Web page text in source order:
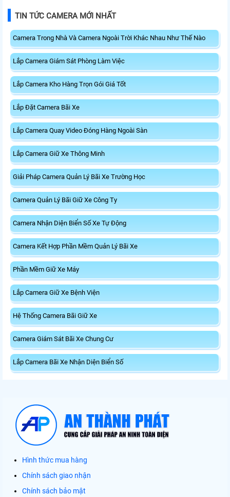
TIN TỨC CAMERA MỚI NHẤT
Camera Trong Nhà Và Camera Ngoài Trời Khác Nhau Như Thế Nào
Lắp Camera Giám Sát Phòng Làm Việc
Lắp Camera Kho Hàng Trọn Gói Giá Tốt
Lắp Đặt Camera Bãi Xe
Lắp Camera Quay Video Đóng Hàng Ngoài Sàn
Lắp Camera Giữ Xe Thông Minh
Giải Pháp Camera Quản Lý Bãi Xe Trường Học
Camera Quản Lý Bãi Giữ Xe Công Ty
Camera Nhận Diện Biển Số Xe Tự Động
Camera Kết Hợp Phần Mềm Quản Lý Bãi Xe
Phần Mềm Giữ Xe Máy
Lắp Camera Giữ Xe Bệnh Viện
Hệ Thống Camera Bãi Giữ Xe
Camera Giám Sát Bãi Xe Chung Cư
Lắp Camera Bãi Xe Nhận Diện Biển Số
Hình thức mua hàng
Chính sách giao nhận
Chính sách bảo mật